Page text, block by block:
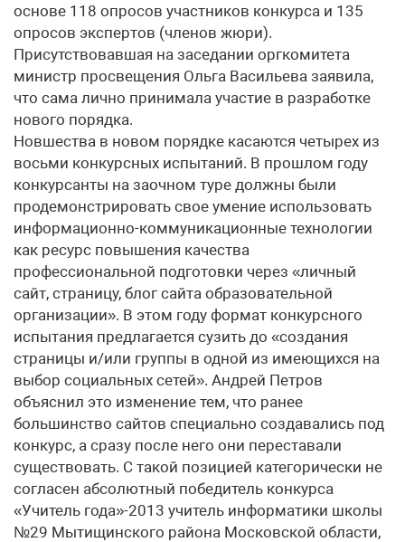
основе 118 опросов участников конкурса и 135
опросов экспертов (членов жюри).
Присутствовавшая на заседании оргкомитета
министр просвещения Ольга Васильева заявила,
что сама лично принимала участие в разработке
нового порядка.
Новшества в новом порядке касаются четырех из
восьми конкурсных испытаний. В прошлом году
конкурсанты на заочном туре должны были
продемонстрировать свое умение использовать
информационно-коммуникационные технологии
как ресурс повышения качества
профессиональной подготовки через «личный
сайт, страницу, блог сайта образовательной
организации». В этом году формат конкурсного
испытания предлагается сузить до «создания
страницы и/или группы в одной из имеющихся на
выбор социальных сетей». Андрей Петров
объяснил это изменение тем, что ранее
большинство сайтов специально создавались под
конкурс, а сразу после него они переставали
существовать. С такой позицией категорически не
согласен абсолютный победитель конкурса
«Учитель года»-2013 учитель информатики школы
№29 Мытищинского района Московской области,